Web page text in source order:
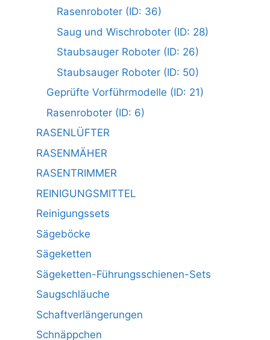
Rasenroboter (ID: 36)
Saug und Wischroboter (ID: 28)
Staubsauger Roboter (ID: 26)
Staubsauger Roboter (ID: 50)
Geprüfte Vorführmodelle (ID: 21)
Rasenroboter (ID: 6)
RASENLÜFTER
RASENMÄHER
RASENTRIMMER
REINIGUNGSMITTEL
Reinigungssets
Sägeböcke
Sägeketten
Sägeketten-Führungsschienen-Sets
Saugschläuche
Schaftverlängerungen
Schnäppchen